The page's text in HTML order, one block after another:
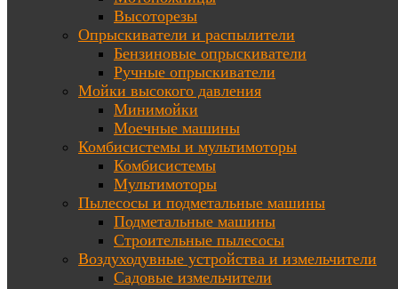
Высоторезы
Опрыскиватели и распылители
Бензиновые опрыскиватели
Ручные опрыскиватели
Мойки высокого давления
Минимойки
Моечные машины
Комбисистемы и мультимоторы
Комбисистемы
Мультимоторы
Пылесосы и подметальные машины
Подметальные машины
Строительные пылесосы
Воздуходувные устройства и измельчители
Садовые измельчители